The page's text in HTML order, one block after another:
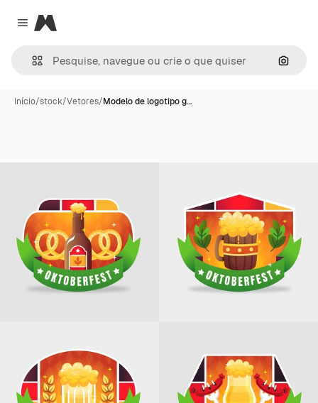
Close menu
Magnific
Início/stock/Vetores/Modelo de logotipo g…